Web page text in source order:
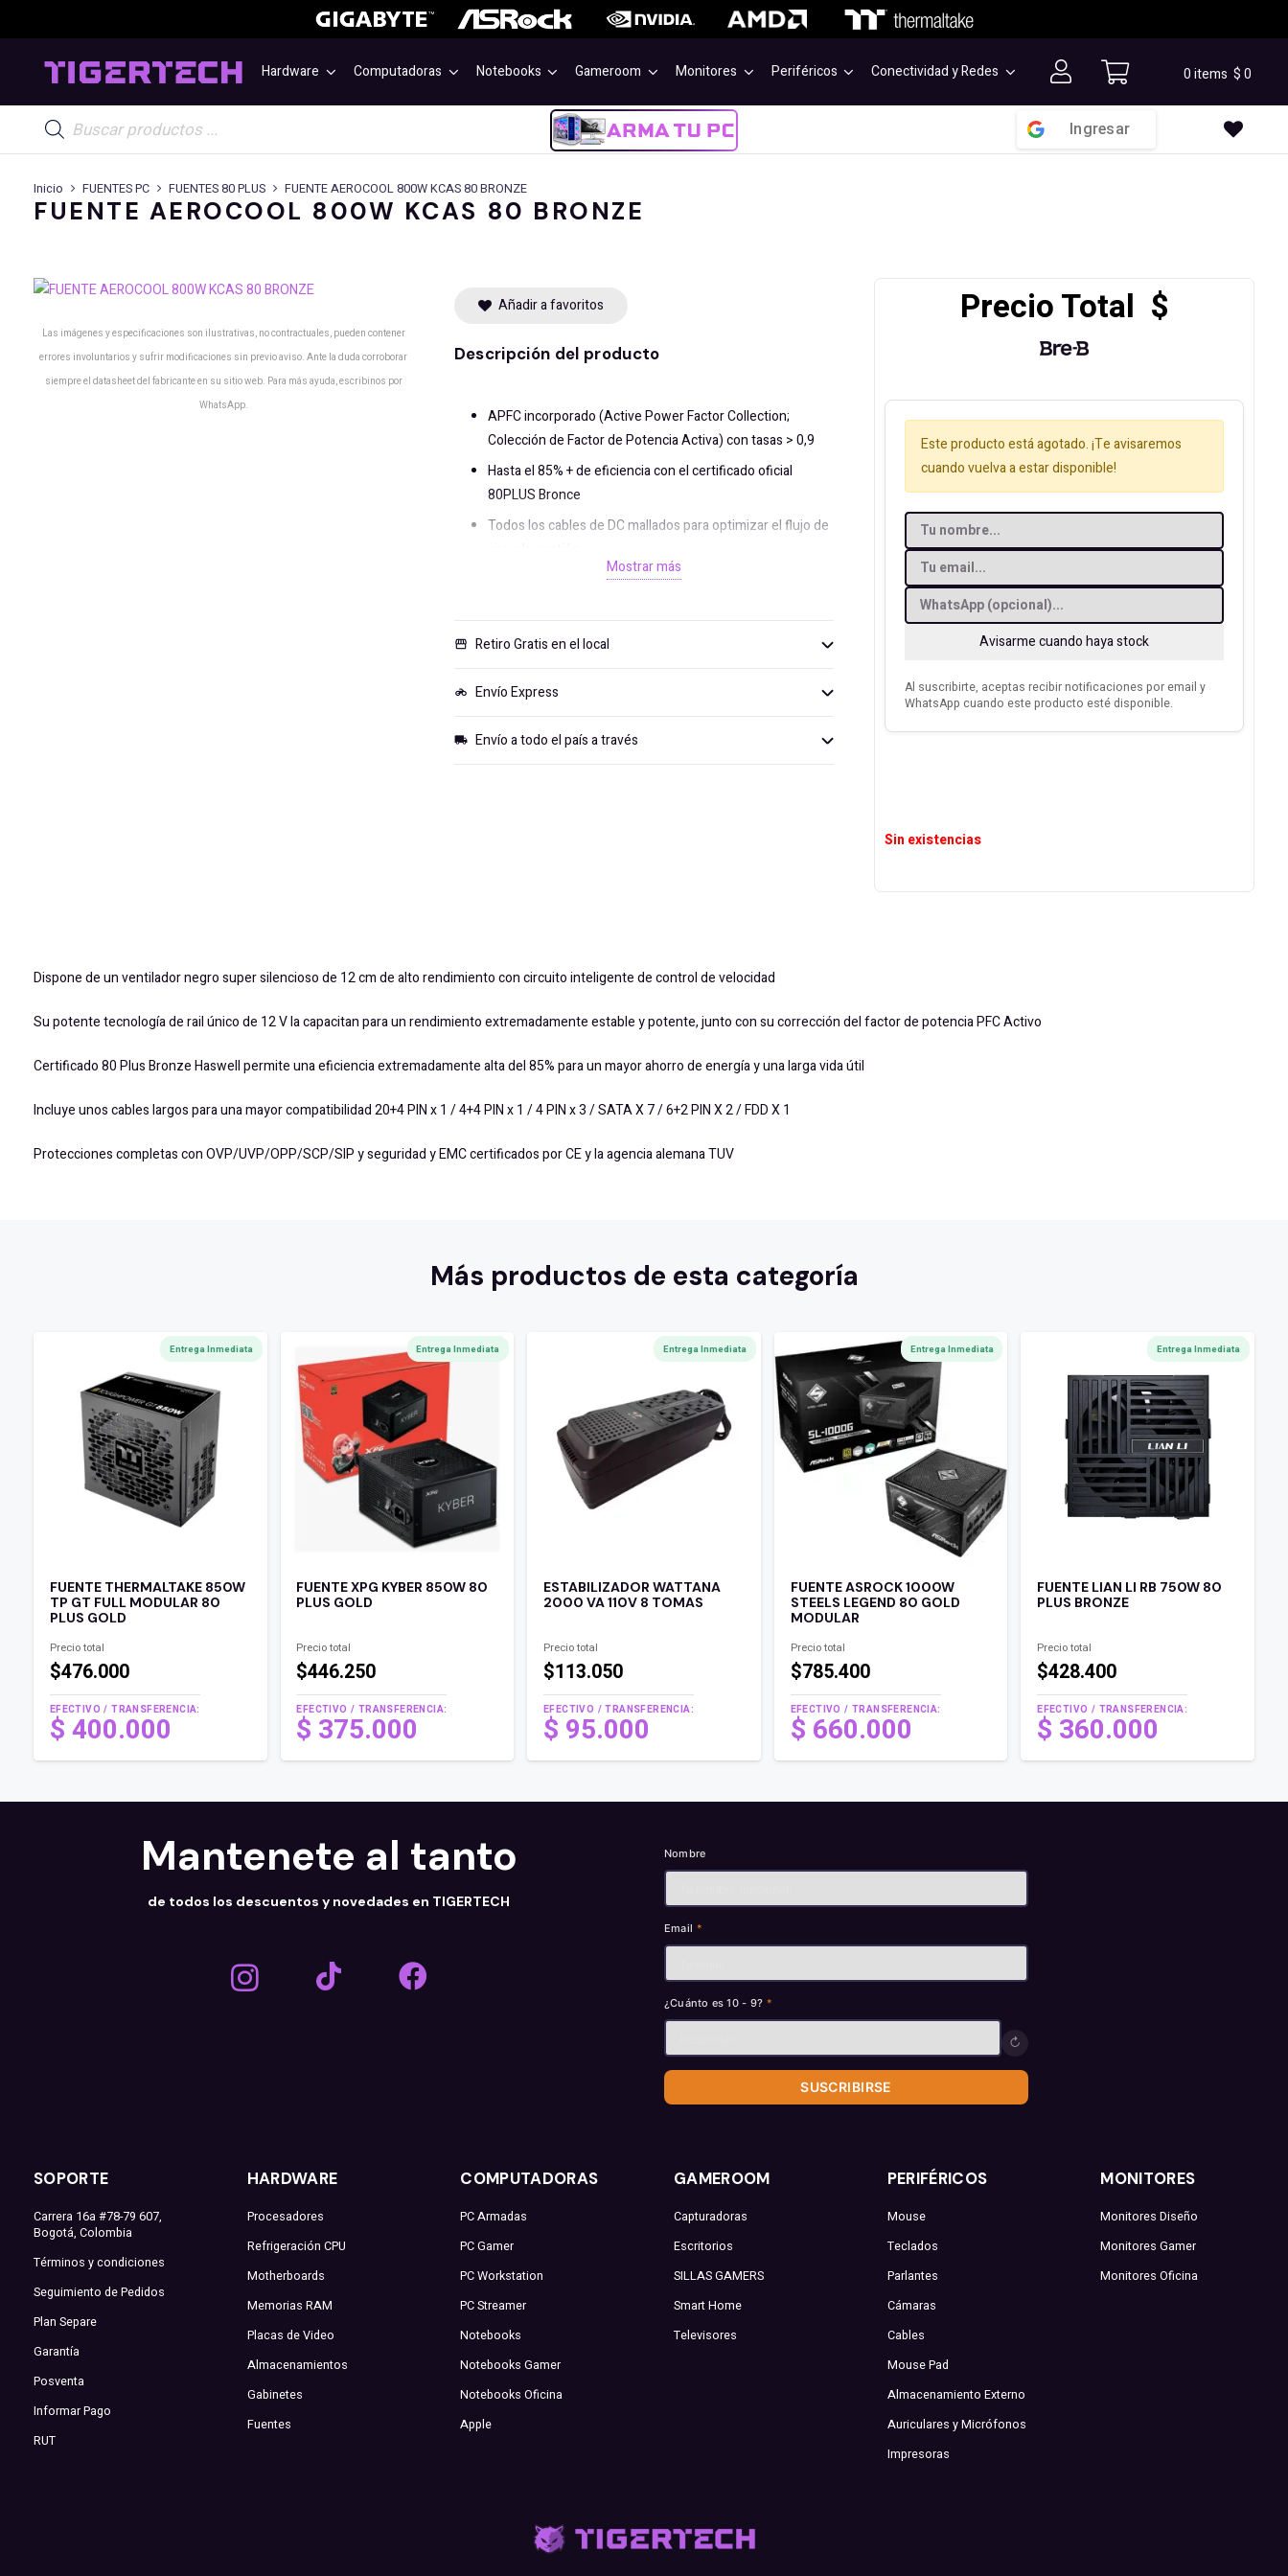
Hardware Computadoras Notebooks Gameroom Monitores Periféricos Conectividad y Redes 0 items $0
Búsqueda
de
productos
Ingresar
Inicio FUENTES PC FUENTES 80 PLUS FUENTE AEROCOOL 800W KCAS 80 BRONZE
FUENTE AEROCOOL 800W KCAS 80 BRONZE
Las imágenes y especificaciones son ilustrativas, no contractuales, pueden contener
errores involuntarios y sufrir modificaciones sin previo aviso. Ante la duda corroborar
siempre el datasheet del fabricante en su sitio web. Para más ayuda, escribinos por
WhatsApp.
Añadir a favoritos
Descripción del producto
APFC incorporado (Active Power Factor Collection;
Colección de Factor de Potencia Activa) con tasas > 0,9
Hasta el 85% + de eficiencia con el certificado oficial
80PLUS Bronce
Todos los cables de DC mallados para optimizar el flujo de
Ventilador silencioso de 12 cm negro con el circuito de
Carril de 12V simple para alta compatibilidad y salida
Mostrar más
storefront Retiro Gratis en el local
motorcycle Envío Express
local_shipping Envío a todo el país a través
Precio Total $
Este producto está agotado. ¡Te avisaremos
cuando vuelva a estar disponible!
Avisarme cuando haya stock
Al suscribirte, aceptas recibir notificaciones por email y
WhatsApp cuando este producto esté disponible.
Sin existencias
Dispone de un ventilador negro super silencioso de 12 cm de alto rendimiento con circuito inteligente de control de velocidad
Su potente tecnología de rail único de 12 V la capacitan para un rendimiento extremadamente estable y potente, junto con su corrección del factor de potencia PFC Activo
Certificado 80 Plus Bronze Haswell permite una eficiencia extremadamente alta del 85% para un mayor ahorro de energía y una larga vida útil
Incluye unos cables largos para una mayor compatibilidad 20+4 PIN x 1 / 4+4 PIN x 1 / 4 PIN x 3 / SATA X 7 / 6+2 PIN X 2 / FDD X 1
Protecciones completas con OVP/UVP/OPP/SCP/SIP y seguridad y EMC certificados por CE y la agencia alemana TUV
Más productos de esta categoría
Entrega Inmediata
FUENTE THERMALTAKE 850W
TP GT FULL MODULAR 80
PLUS GOLD
Precio total
$476.000
EFECTIVO / TRANSFERENCIA:
$400.000
Entrega Inmediata
FUENTE XPG KYBER 850W 80
PLUS GOLD
Precio total
$446.250
EFECTIVO / TRANSFERENCIA:
$ 375.000
Entrega Inmediata
ESTABILIZADOR WATTANA
2000 VA 110V 8 TOMAS
Precio total
$113.050
EFECTIVO / TRANSFERENCIA:
$ 95.000
Entrega Inmediata
FUENTE ASROCK 1000W
STEELS LEGEND 80 GOLD
MODULAR
Precio total
$785.400
EFECTIVO / TRANSFERENCIA:
$ 660.000
Entrega Inmediata
FUENTE LIAN LI RB 750W 80
PLUS BRONZE
Precio total
$428.400
EFECTIVO / TRANSFERENCIA:
$ 360.000
Mantenete al tanto
de todos los descuentos y novedades en TIGERTECH
Nombre
Email *
¿Cuánto es 10 - 9? *
↻
SUSCRIBIRSE
SOPORTE
Carrera 16a #78-79 607,
Bogotá, Colombia
Términos y condiciones
Seguimiento de Pedidos
Plan Separe
Garantía
Posventa
Informar Pago
RUT
HARDWARE
Procesadores
Refrigeración CPU
Motherboards
Memorias RAM
Placas de Video
Almacenamientos
Gabinetes
Fuentes
COMPUTADORAS
PC Armadas
PC Gamer
PC Workstation
PC Streamer
Notebooks
Notebooks Gamer
Notebooks Oficina
Apple
GAMEROOM
Capturadoras
Escritorios
SILLAS GAMERS
Smart Home
Televisores
PERIFÉRICOS
Mouse
Teclados
Parlantes
Cámaras
Cables
Mouse Pad
Almacenamiento Externo
Auriculares y Micrófonos
Impresoras
MONITORES
Monitores Diseño
Monitores Gamer
Monitores Oficina